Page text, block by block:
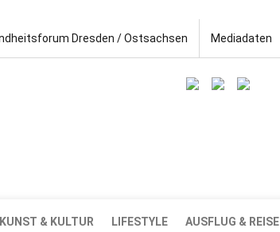
Dresden / Ostsachsen Mediadaten
KUNST & KULTUR LIFESTYLE AUSFLUG & REISE